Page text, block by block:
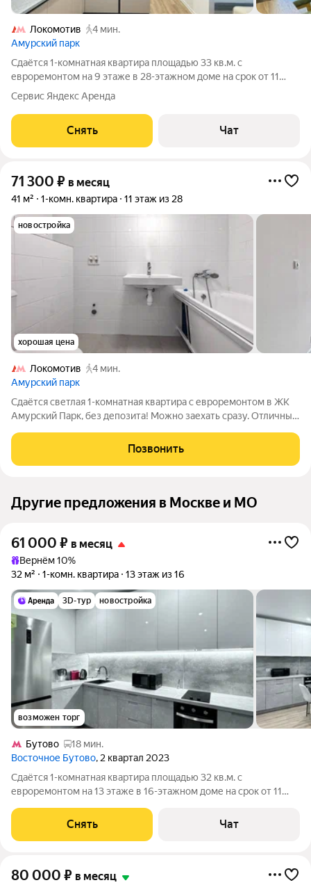
Локомотив
4 мин.
Амурский парк
Сдаётся 1-комнатная квартира площадью 33 кв.м. с
евроремонтом на 9 этаже в 28-этажном доме на срок от 11
месяцев. Из техники есть: Телевизор Духовой шкаф
Стиральная машина Холодильник Посудомоечная машина
Кондиционер Микроволновка Дом -
Сервис Яндекс Аренда
Снять Чат
71 300 ₽ в месяц
41 м² 1-комн. квартира 11 этаж из 28
новостройка
хорошая цена
Локомотив
4 мин.
Амурский парк
Сдаётся светлая 1-комнатная квартира с евроремонтом в ЖК
Амурский Парк, без депозита! Можно заехать сразу. Отличный
Изолированная комната, просторная кухня. Окна выходят на
юго-запад, в квартире
Позвонить
Другие предложения в Москве и МО
61 000 ₽ в месяц
Вернём 10%
32 м²
1-комн. квартира 13 этаж из 16
3D-тур новостройка
возможен торг
Бутово
18 мин.
Восточное Бутово, 2 квартал 2023
Сдаётся 1-комнатная квартира площадью 32 кв.м. с
евроремонтом на 13 этаже в 16-этажном доме на срок от 11
Холодильник Посудомоечная машина Кондиционер
Микроволновка Дом - монолитный, окна
Снять Чат
80 000 ₽ в месяц